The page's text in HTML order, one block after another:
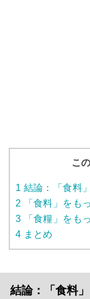
こ
1 結論：「食料
2 「食料」をも
3 「食糧」をも
4 まとめ
結論：「食料